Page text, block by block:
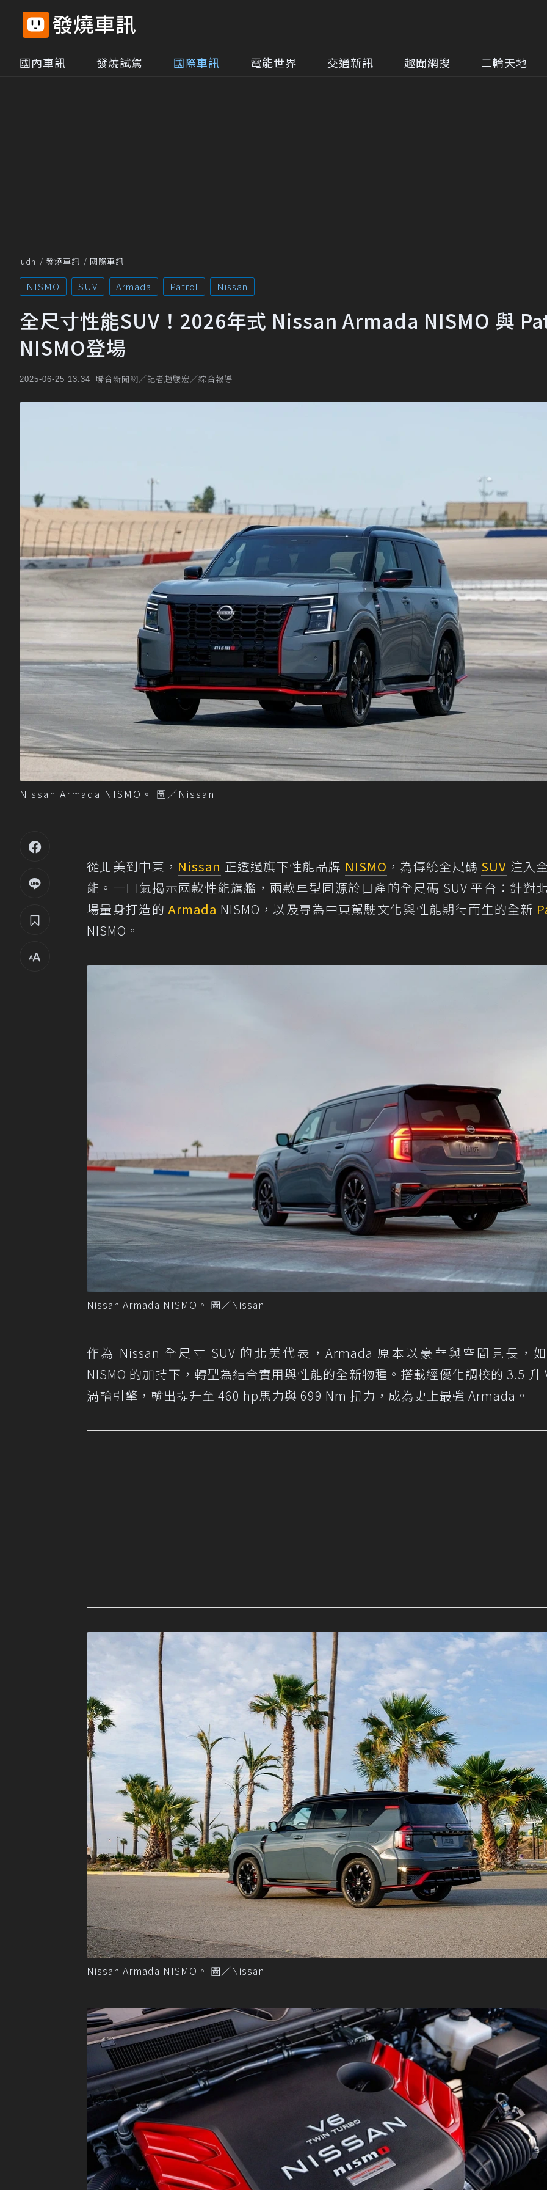
國內車訊 發燒試駕 國際車訊 電能世界 交通新訊 趣聞網搜 二輪天地
udn 發燒車訊 國際車訊
NISMO SUV Armada Patrol Nissan
全尺寸性能SUV！2026年式 Nissan Armada NISMO 與
NISMO登場
2025-06-25 13:34 聯合新聞網／記者趙駿宏／綜合報導
Nissan Armada NISMO。 圖／Nissan
從北美到中東， Nissan 正透過旗下性能品牌 NISMO ，為傳統全尺碼 SUV 注入
能。一口氣揭示兩款性能旗艦，兩款車型同源於日產的全尺碼 SUV 平台：針對
場量身打造的Armada NISMO，以及專為中東駕駛文化與性能期待而生的全新
NISMO。
Nissan Armada NISMO。 圖／Nissan
作為 Nissan 全尺寸 SUV 的北美代表，Armada 原本以豪華與空間見長，
NISMO 的加持下，轉型為結合實用與性能的全新物種。搭載經優化調校的 3.5 升
渦輪引擎，輸出提升至 460 hp馬力與 699 Nm 扭力，成為史上最強 Armada。
Nissan Armada NISMO。 圖／Nissan